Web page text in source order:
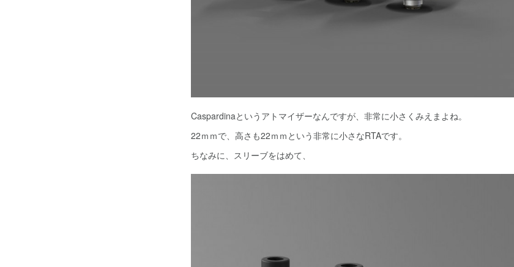
Caspardinaというアトマイザーなんですが、非常に小さくみえまよね。
22ｍｍで、高さも22ｍｍという非常に小さなRTAです。
ちなみに、スリーブをはめて、